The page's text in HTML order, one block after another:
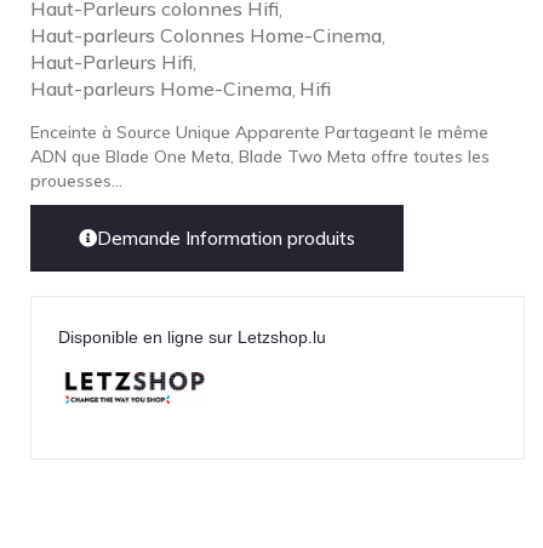
TonTräger.audio
Transrotor
Violectric
WADAX
Haut-Parleurs colonnes Hifi
Haut-parleurs Colonnes Home-Cinema
Haut-Parleurs Hifi
Haut-parleurs Home-Cinema Hifi
Enceinte à Source Unique Apparente Partageant le même
ADN que Blade One Meta, Blade Two Meta offre toutes les
prouesses...
Demande Information produits
Disponible en ligne sur Letzshop.lu